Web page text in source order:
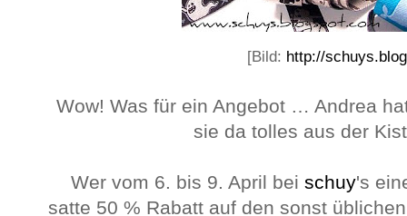
[Bild: http://
Wow! Was für ein Angebot … Andrea
sie da tolles aus der
Wer vom 6. bis 9. April bei schuy's
satte 50 % Rabatt auf den sonst